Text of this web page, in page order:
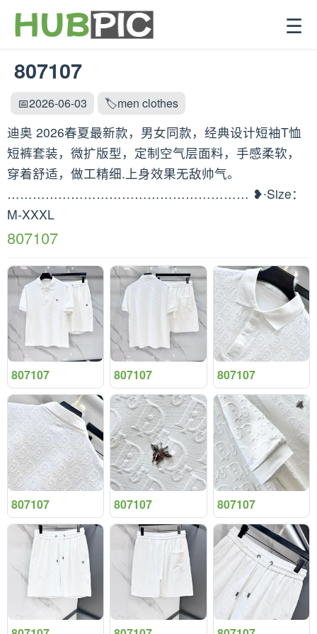
☰
807107
📅2026-06-03 🏷️men clothes
迪奥 2026春夏最新款，男女同款，经典设计短袖T恤
短裤套装，微扩版型，定制空气层面料，手感柔软，
穿着舒适，做工精细.上身效果无敌帅气。
………………………………………………… ❥∙Size：
M-XXXL
807107
807107 807107 807107
807107 807107 807107